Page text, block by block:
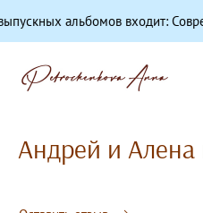
входит: Современный
Андрей и Алена